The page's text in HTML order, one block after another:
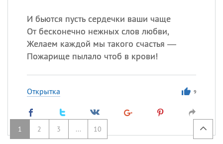
И бьются пусть сердечки ваши чаще
От бесконечно нежных слов любви,
Желаем каждой мы такого счастья —
Пожарище пылало чтоб в крови!
Открытка 9
1 2 3 ... 10